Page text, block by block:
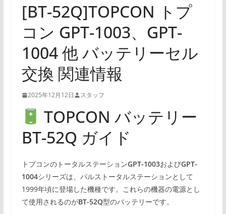
[BT-52Q]TOPCON トプ
コン GPT-1003、GPT-
1004 他 バッテリーセル
交換 関連情報
2025年12月12日 スタッフ
TOPCON バッテリー
BT-52Q ガイド
トプコンのトータルステーションGPT-1003およびGPT-
1004シリーズは、パルストータルステーションとして
1999年頃に登場した機種です。これらの機器の電源とし
て使用されるのがBT-52Q型のバッテリーです。